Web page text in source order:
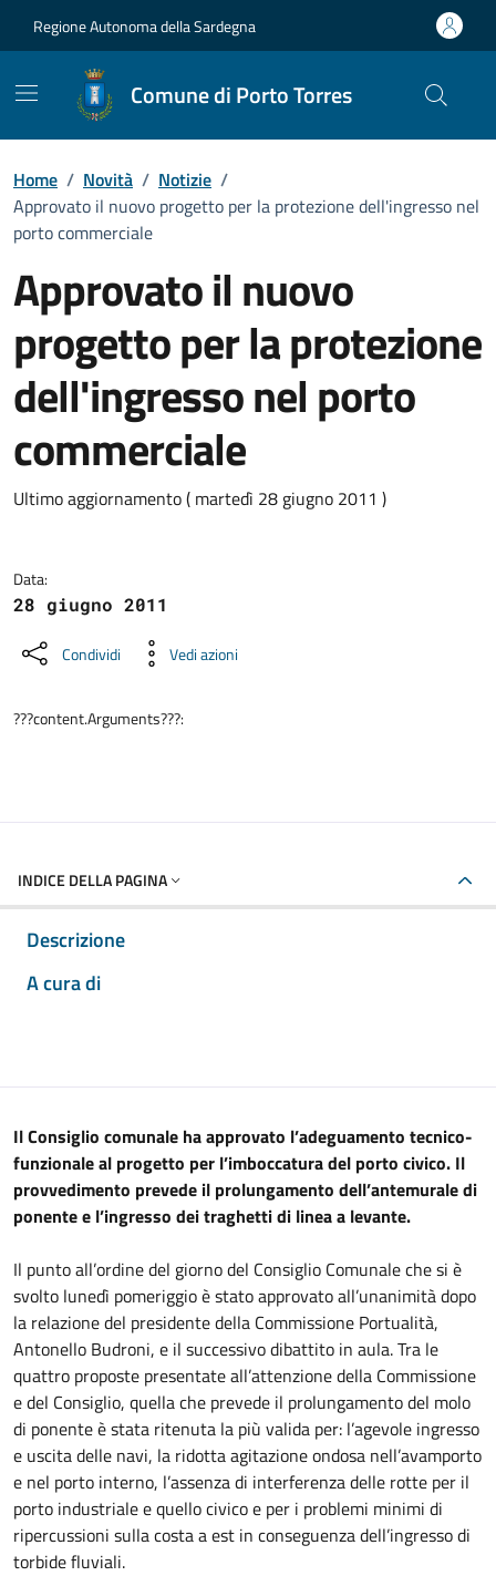
Regione Autonoma della Sardegna
Comune di Porto Torres
Home / Novità / Notizie /
Approvato il nuovo progetto per la protezione dell'ingresso nel
porto commerciale
Approvato il nuovo
progetto per la protezione
dell'ingresso nel porto
commerciale
Dettagli della notizia
Ultimo aggiornamento ( martedì 28 giugno 2011 )
Data:
28 giugno 2011
Condividi Vedi azioni
???content.Arguments???:
INDICE DELLA PAGINA
Descrizione
A cura di
Il Consiglio comunale ha approvato l’adeguamento tecnico-
funzionale al progetto per l’imboccatura del porto civico. Il
provvedimento prevede il prolungamento dell’antemurale di
ponente e l’ingresso dei traghetti di linea a levante.
Il punto all’ordine del giorno del Consiglio Comunale che si è
svolto lunedì pomeriggio è stato approvato all’unanimità dopo
la relazione del presidente della Commissione Portualità,
Antonello Budroni, e il successivo dibattito in aula. Tra le
quattro proposte presentate all’attenzione della Commissione
e del Consiglio, quella che prevede il prolungamento del molo
di ponente è stata ritenuta la più valida per: l’agevole ingresso
e uscita delle navi, la ridotta agitazione ondosa nell’avamporto
e nel porto interno, l’assenza di interferenza delle rotte per il
porto industriale e quello civico e per i problemi minimi di
ripercussioni sulla costa a est in conseguenza dell’ingresso di
torbide fluviali.